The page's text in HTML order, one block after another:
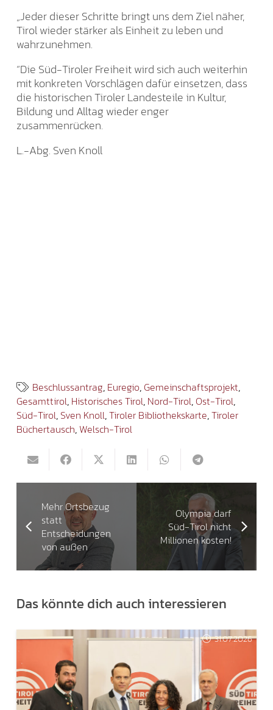
„Jeder dieser Schritte bringt uns dem Ziel näher,
Tirol wieder stärker als Einheit zu leben und
wahrzunehmen.
“Die Süd-Tiroler Freiheit wird sich auch weiterhin
mit konkreten Vorschlägen dafür einsetzen, dass
die historischen Tiroler Landesteile in Kultur,
Bildung und Alltag wieder enger
zusammenrücken.
L.-Abg. Sven Knoll
Beschlussantrag, Euregio,Gemeinschaftsprojekt,
Gesamttirol, Historisches Tirol, Nord-Tirol,Ost-Tirol,
Süd-Tirol, Sven Knoll,Tiroler Bibliothekskarte,Tiroler
Büchertausch, Welsch-Tirol
Mehr Ortsbezug
statt
Entscheidungen
von außen
Olympia darf
Süd-Tirol nicht
Millionen kosten!
Das könnte dich auch interessieren
31.07.2026